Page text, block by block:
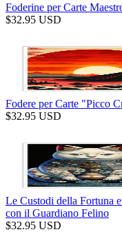
Foderine per Carte
$32.95 USD
Fodere per Carte "Picco
$32.95 USD
Le Custodi della Fortuna
con il Guardiano Felino
$32.95 USD